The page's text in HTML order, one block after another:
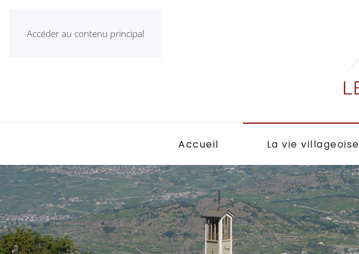
Accéder au contenu principal
Accueil La vie villageoise